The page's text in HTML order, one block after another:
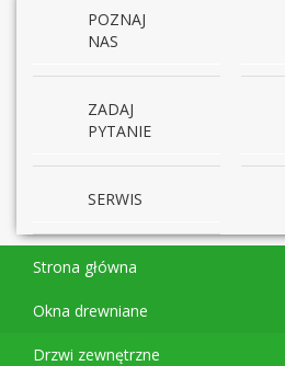
POZNAJ
NAS
ZADAJ
PYTANIE
SERWIS
Strona główna
Okna drewniane
Drzwi zewnętrzne